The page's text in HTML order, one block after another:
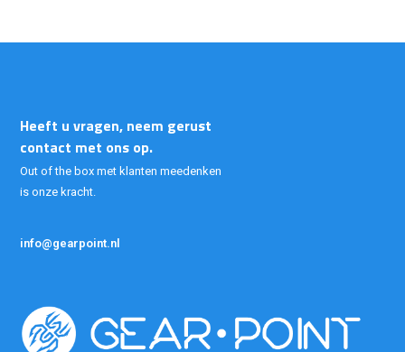
Heeft u vragen, neem gerust
contact met ons op.
Out of the box met klanten meedenken
is onze kracht.
info@gearpoint.nl